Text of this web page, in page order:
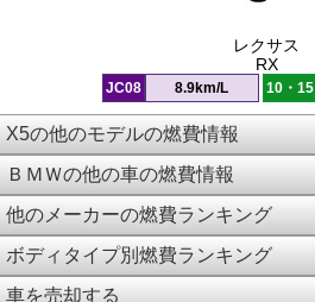
レクサス
RX
JC08 8.9km/L 10・15
X5の他のモデルの燃費情報
ＢＭＷの他の車の燃費情報
他のメーカーの燃費ランキング
ボディタイプ別燃費ランキング
車を売却する